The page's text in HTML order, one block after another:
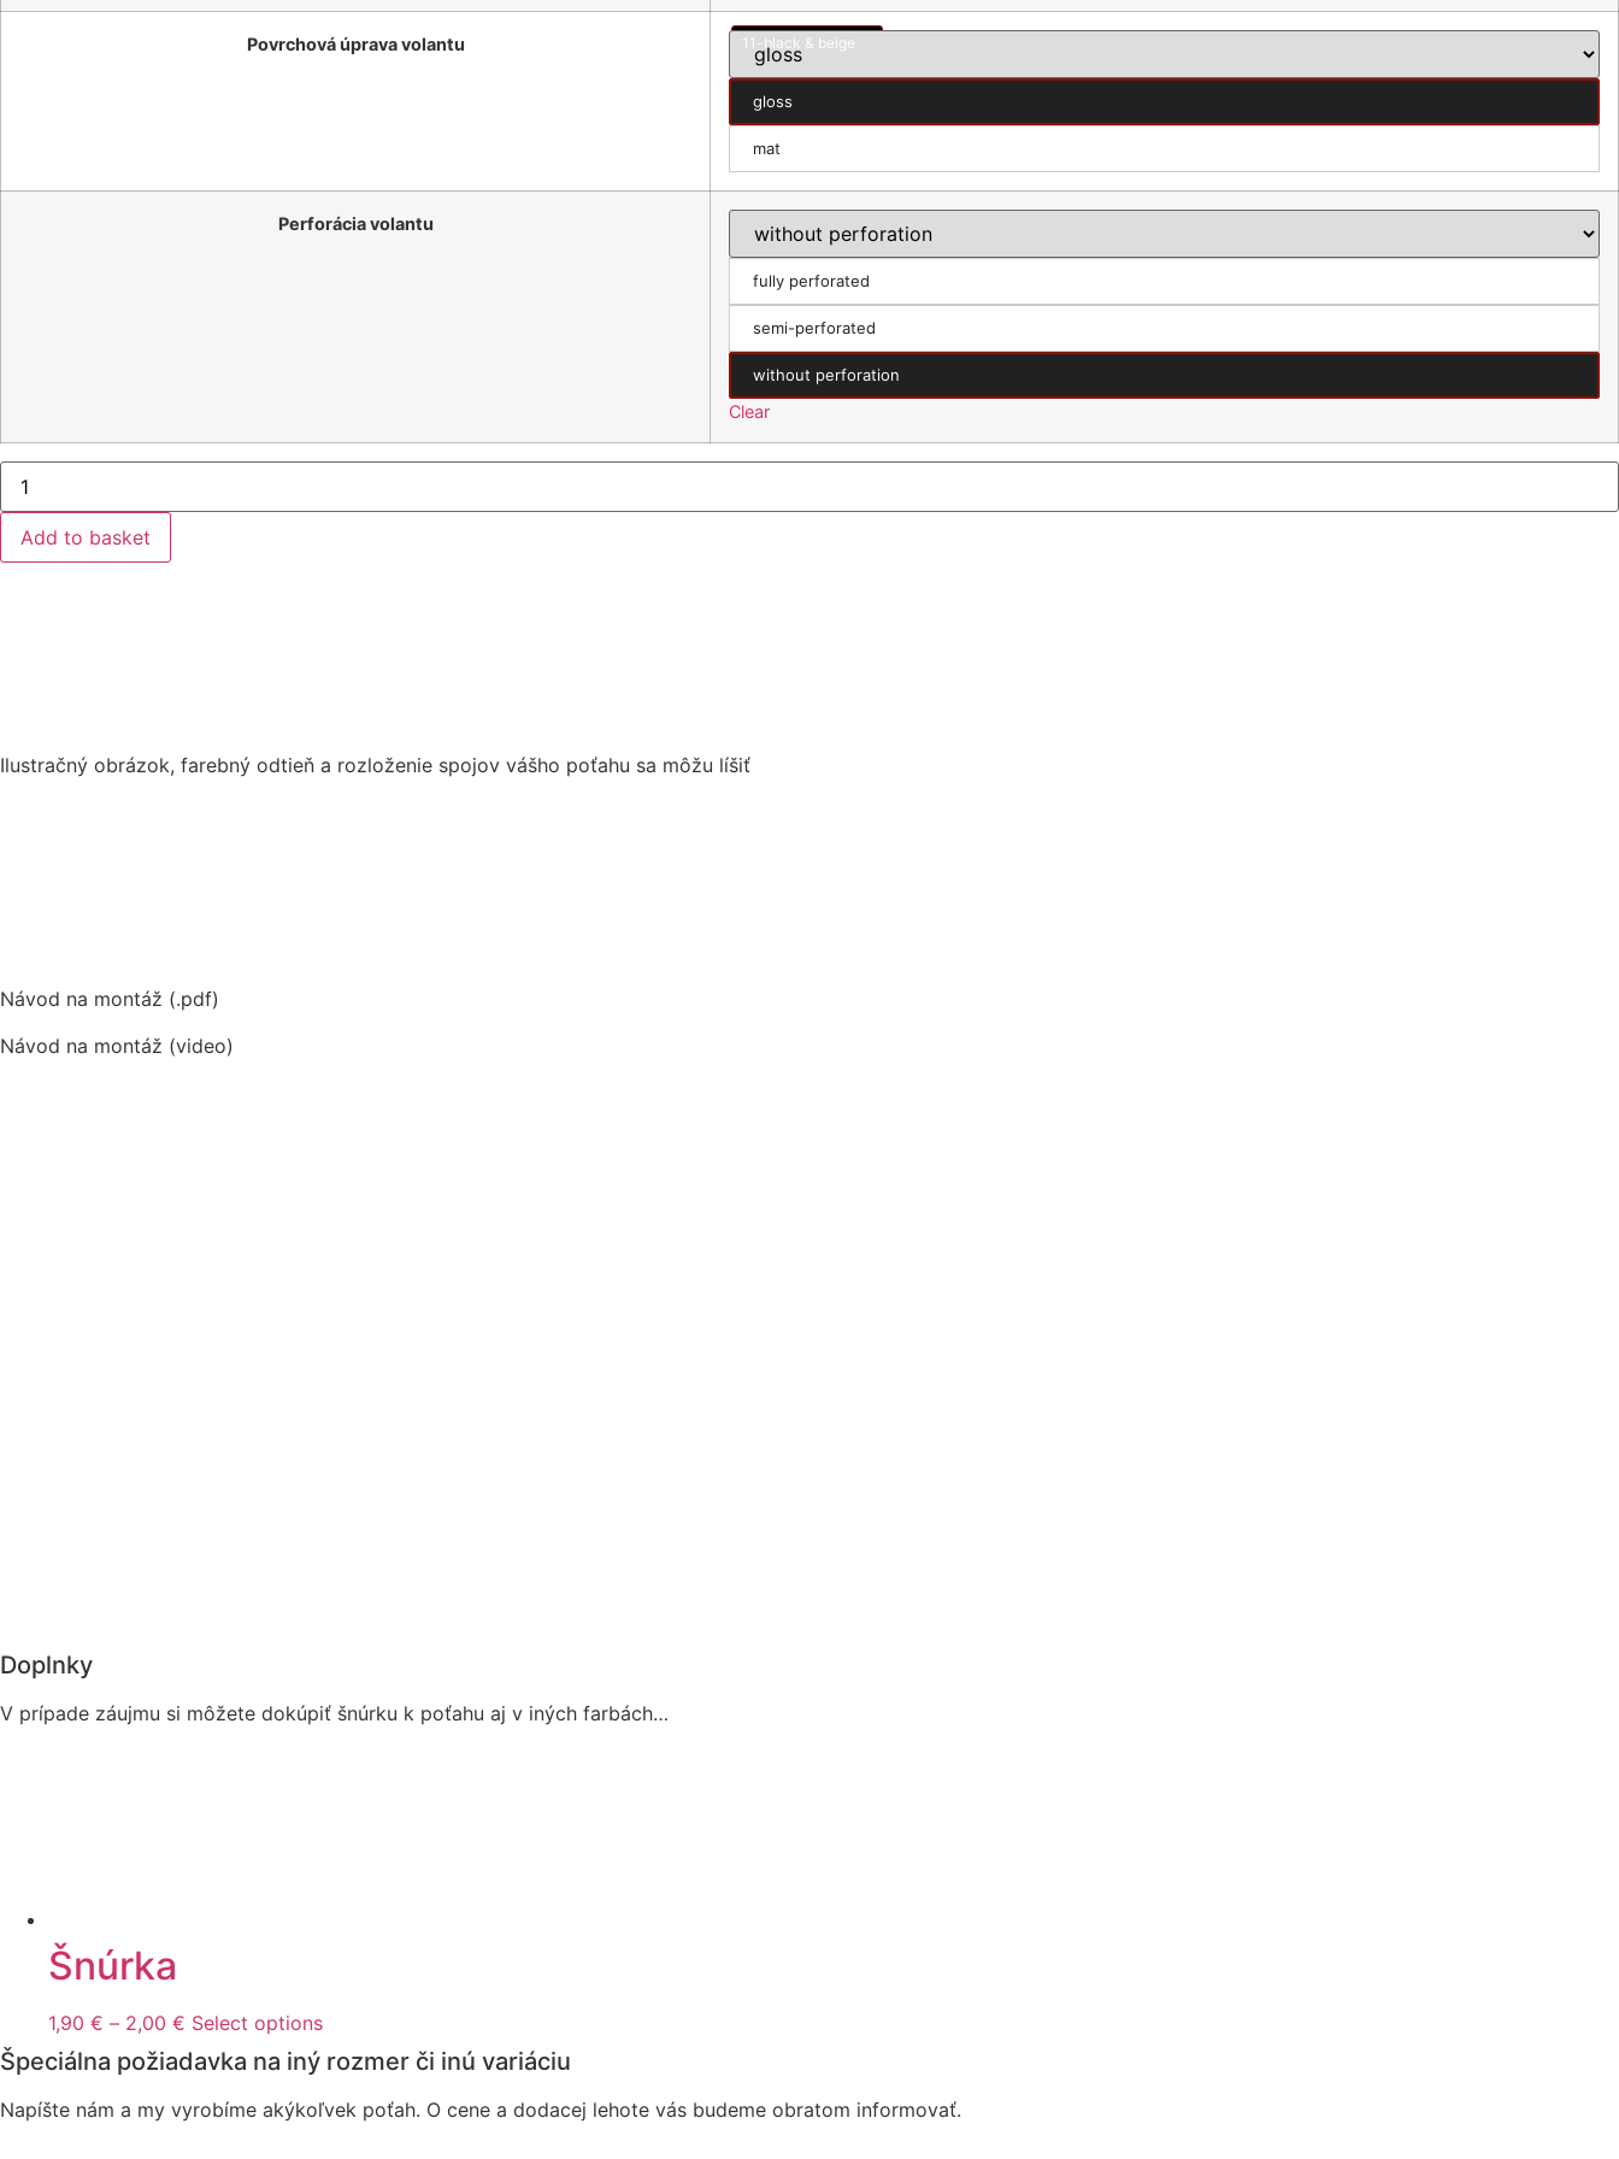
11-black & beige
Povrchová úprava volantu
gloss
mat
Perforácia volantu
fully perforated
semi-perforated
without perforation
Clear
Steering
Wheel
Cover
Type
DX
51/11
Add to basket
Ilustračný obrázok, farebný odtieň a rozloženie spojov vášho poťahu sa môžu líšiť
Návod na montáž (.pdf)
Návod na montáž (video)
Doplnky
V prípade záujmu si môžete dokúpiť šnúrku k poťahu aj v iných farbách…
Šnúrka
1,90 € – 2,00 € Price
range:
1,90 €
through
Select optionsThis
has
multiple
Špeciálna požiadavka na iný rozmer či inú variáciu
Napíšte nám a my vyrobíme akýkoľvek poťah. O cene a dodacej lehote vás budeme obratom informovať.